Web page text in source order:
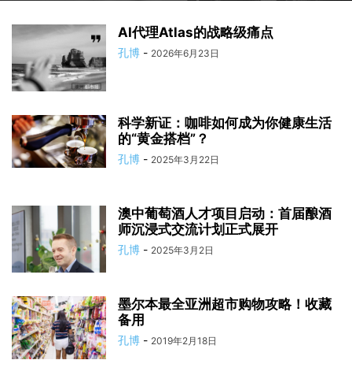
AI代理Atlas的战略级痛点
孔博 - 2026年6月23日
科学新证：咖啡如何成为你健康生活
的“黄金搭档”？
孔博 - 2025年3月22日
澳中葡萄酒人才项目启动：首届酿酒
师沉浸式交流计划正式展开
孔博 - 2025年3月2日
墨尔本最全亚洲超市购物攻略！收藏
备用
孔博 - 2019年2月18日